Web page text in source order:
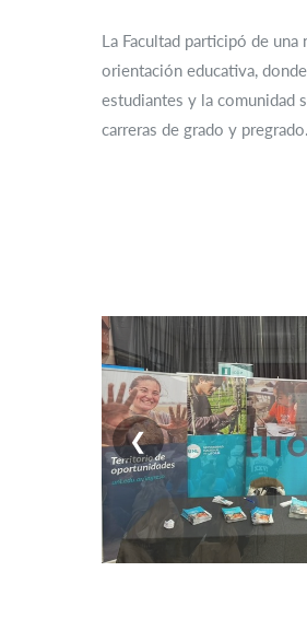
La Facultad participó de una
orientación educativa,
estudiantes y la comunidad
carreras de grado y pregrado.
❮